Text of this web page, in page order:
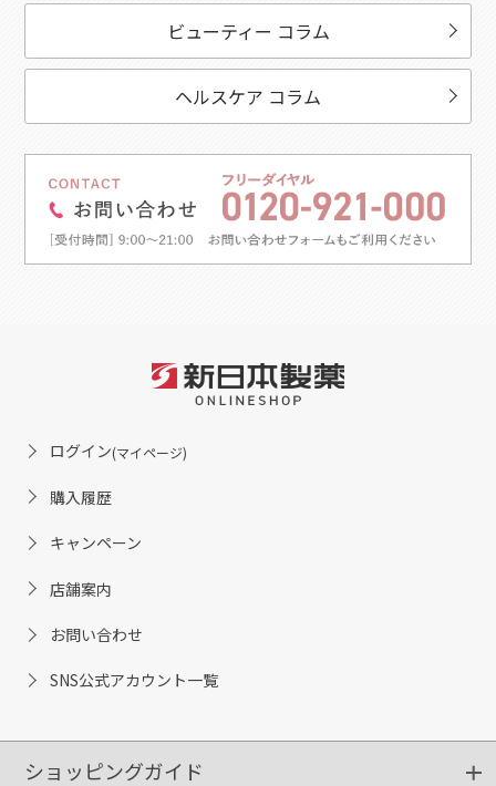
ビューティー コラム
ヘルスケア コラム
ログイン(マイページ)
購入履歴
キャンペーン
店舗案内
お問い合わせ
SNS公式アカウント一覧
ショッピングガイド